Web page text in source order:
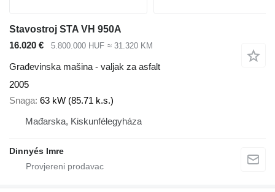
Stavostroj STA VH 950A
16.020 €
5.800.000 HUF ≈ 31.320 KM
Građevinska mašina - valjak za asfalt
2005
Snaga 63 kW (85.71 k.s.)
Mađarska, Kiskunfélegyháza
Dinnyés Imre